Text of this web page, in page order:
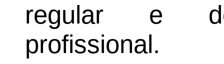
regular e do
profissional.